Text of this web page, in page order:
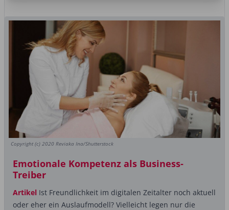
Copyright (c) 2020 Reviaka Ina/Shutterstock
Emotionale Kompetenz als Business-
Treiber
Artikel Ist Freundlichkeit im digitalen Zeitalter noch aktuell
oder eher ein Auslaufmodell? Vielleicht legen nur die